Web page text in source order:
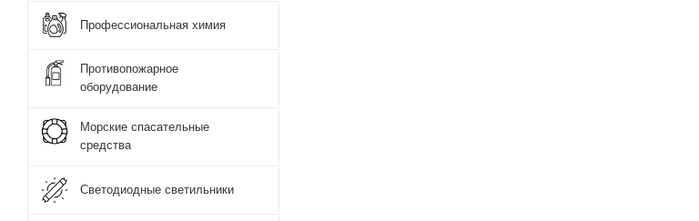
Профессиональная химия
Противопожарное
оборудование
Морские спасательные
средства
Светодиодные светильники